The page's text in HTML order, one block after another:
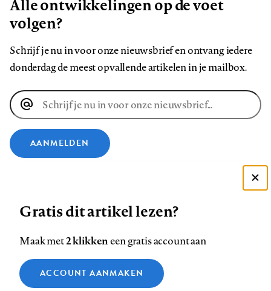
Alle ontwikkelingen op de voet
volgen?
Schrijf je nu in voor onze nieuwsbrief en ontvang iedere
donderdag de meest opvallende artikelen in je mailbox.
E-
mailadres
AANMELDEN
ons
op
Facebook
ons
op
LinkedIn
ons
op
Bluesky
ons
op
Instagram
ons
op
YouTube
ons
Footer
Contact Colofon Disclaimer Privacy
Medische vragen verdienen
Gratis dit artikel lezen?
Maak met2 klikkeneen gratis account aan
ACCOUNT AANMAKEN
Zie onze cookie policy
Analytische cookies